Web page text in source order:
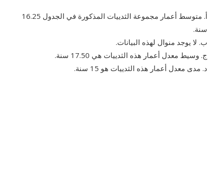
أ. متوسط أعمار مجموعة الثدييات المذكورة في الجدول 16.25
سنة.
ب. لا يوجد منوال لهذه البيانات.
ج. وسيط معدل أعمار هذه الثدييات هي 17.50 سنة.
د. مدى معدل أعمار هذه الثدييات هو 15 سنة.